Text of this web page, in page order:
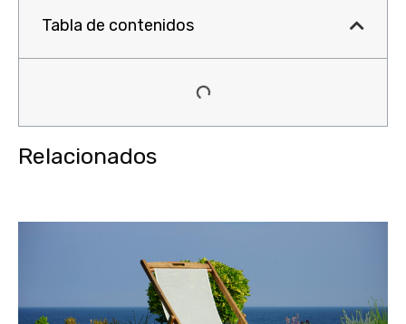
Tabla de contenidos
Relacionados